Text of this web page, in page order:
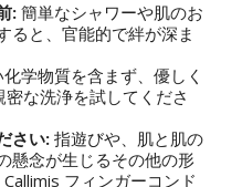
: 簡単なシャワーや肌のお
ると、官能的で絆が深ま
学物質を含まず、優しく
な洗浄を試してくださ
さい: 指遊びや、肌と肌の
懸念が生じるその他の形
フィンガーコンド